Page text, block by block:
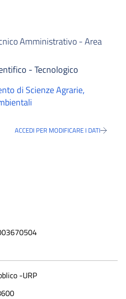
Amministrativo - Area
- Tecnologico
di Scienze Agrarie,
ACCEDI PER MODIFICARE I DATI
-URP